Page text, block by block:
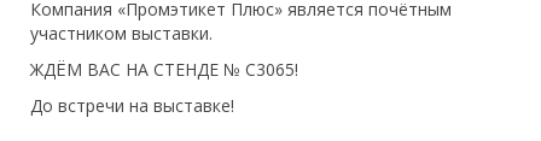
Компания «Промэтикет Плюс» является почётным
участником выставки.
ЖДЁМ ВАС НА СТЕНДЕ № С3065!
До встречи на выставке!